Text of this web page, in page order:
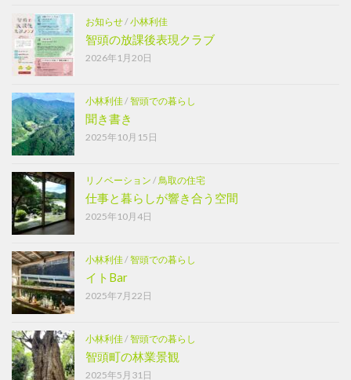
お知らせ/小林利佳
智頭の放課後表現クラブ
2026年1月20日
小林利佳/智頭での暮らし
聞き書き
2025年10月15日
リノベーション /鳥取の住宅
仕事と暮らしが響き合う空間
2025年10月4日
小林利佳/智頭での暮らし
イトBar
2025年7月22日
小林利佳/智頭での暮らし
智頭町の林業景観
2025年5月31日